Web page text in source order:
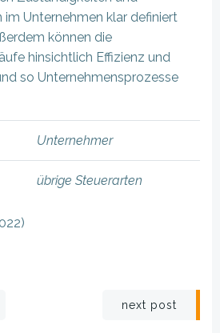
Unternehmen klar definiert
können die
hinsichtlich Effizienz und
so Unternehmensprozesse
Unternehmer
übrige Steuerarten
next post